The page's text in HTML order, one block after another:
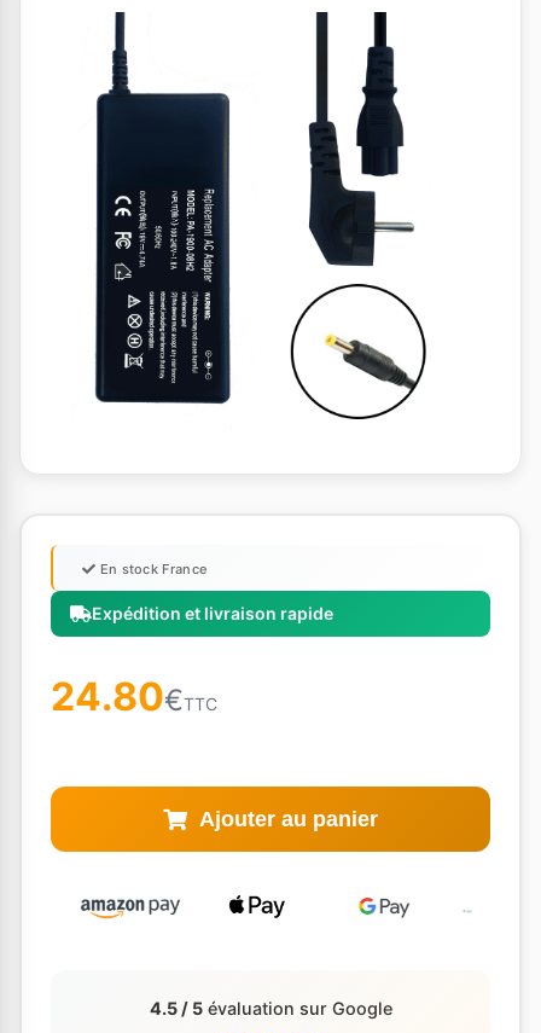
Expédition et livraison rapide
En stock France
24.80€TTC
Ajouter au panier
4.5 / 5évaluation sur Google